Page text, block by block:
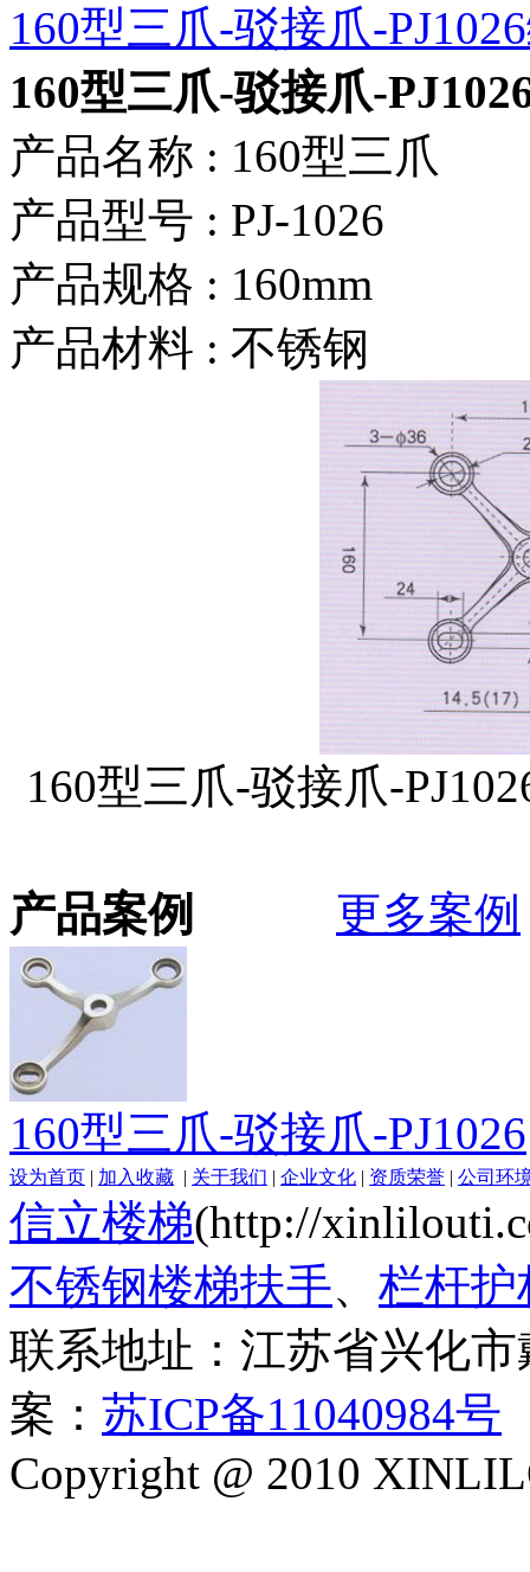
160型三爪-驳接爪-
160型三爪-驳接爪-
产品名称 : 160型三爪
产品型号 : PJ-1026
产品规格 : 160mm
产品材料 : 不锈钢
160型三爪-驳接爪-
产品案例 更多案例
160型三爪-驳接爪-PJ1026
设为首页 | 加入收藏 | 关于我们 | 企业文化 | 资质荣誉 | 公司环
信立楼梯(http://
不锈钢楼梯扶手、 栏杆护
联系地址：江苏省兴化
案： 苏ICP备11040984号
Copyright @ 2010